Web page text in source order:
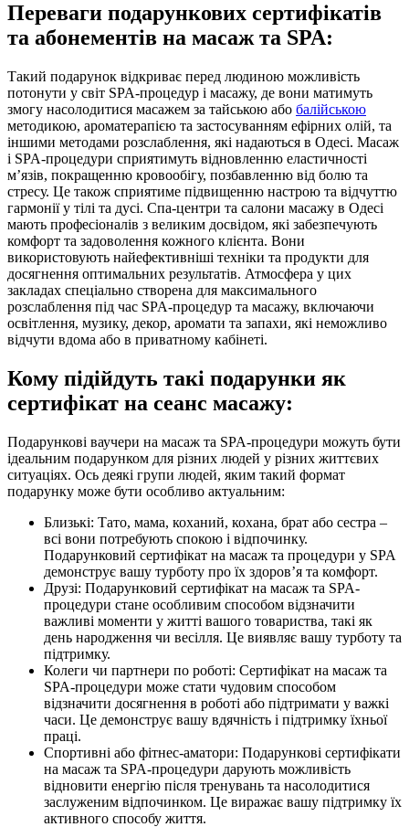
Переваги подарункових сертифікатів
та абонементів на масаж та SPA:
Такий подарунок відкриває перед людиною можливість
потонути у світ SPA-процедур і масажу, де вони матимуть
змогу насолодитися масажем за тайською або балійською
методикою, ароматерапією та застосуванням ефірних олій, та
іншими методами розслаблення, які надаються в Одесі. Масаж
і SPA-процедури сприятимуть відновленню еластичності
м’язів, покращенню кровообігу, позбавленню від болю та
стресу. Це також сприятиме підвищенню настрою та відчуттю
гармонії у тілі та дусі. Спа-центри та салони масажу в Одесі
мають професіоналів з великим досвідом, які забезпечують
комфорт та задоволення кожного клієнта. Вони
використовують найефективніші техніки та продукти для
досягнення оптимальних результатів. Атмосфера у цих
закладах спеціально створена для максимального
розслаблення під час SPA-процедур та масажу, включаючи
освітлення, музику, декор, аромати та запахи, які неможливо
відчути вдома або в приватному кабінеті.
Кому підійдуть такі подарунки як
сертифікат на сеанс масажу:
Подарункові ваучери на масаж та SPA-процедури можуть бути
ідеальним подарунком для різних людей у різних життєвих
ситуаціях. Ось деякі групи людей, яким такий формат
подарунку може бути особливо актуальним:
Близькі: Тато, мама, коханий, кохана, брат або сестра –
всі вони потребують спокою і відпочинку.
Подарунковий сертифікат на масаж та процедури у SPA
демонструє вашу турботу про їх здоров’я та комфорт.
Друзі: Подарунковий сертифікат на масаж та SPA-
процедури стане особливим способом відзначити
важливі моменти у житті вашого товариства, такі як
день народження чи весілля. Це виявляє вашу турботу та
підтримку.
Колеги чи партнери по роботі: Сертифікат на масаж та
SPA-процедури може стати чудовим способом
відзначити досягнення в роботі або підтримати у важкі
часи. Це демонструє вашу вдячність і підтримку їхньої
праці.
Спортивні або фітнес-аматори: Подарункові сертифікати
на масаж та SPA-процедури дарують можливість
відновити енергію після тренувань та насолодитися
заслуженим відпочинком. Це виражає вашу підтримку їх
активного способу життя.